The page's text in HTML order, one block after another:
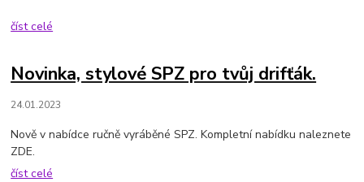
číst celé
Novinka, stylové SPZ pro tvůj drifťák.
24.01.2023
Nově v nabídce ručně vyráběné SPZ. Kompletní nabídku naleznete
ZDE.
číst celé